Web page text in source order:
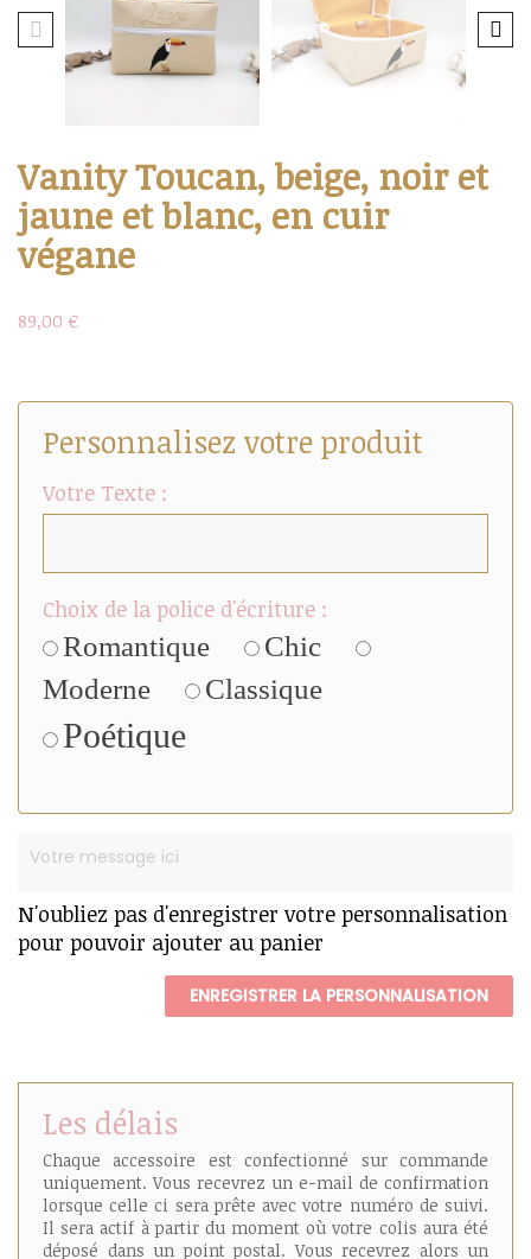
Vanity Toucan, beige, noir et
jaune et blanc, en cuir
végane
89,00 €
Personnalisez votre produit
Votre Texte :
Choix de la police d'écriture :
Romantique
Chic
Moderne
Classique
Poétique
N'oubliez pas d'enregistrer votre personnalisation
pour pouvoir ajouter au panier
ENREGISTRER LA PERSONNALISATION
Les délais
Chaque accessoire est confectionné sur commande
uniquement. Vous recevrez un e-mail de confirmation
lorsque celle ci sera prête avec votre numéro de suivi.
Il sera actif à partir du moment où votre colis aura été
déposé dans un point postal. Vous recevrez alors un